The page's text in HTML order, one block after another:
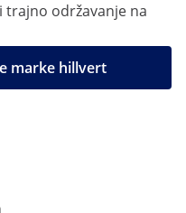
trajno održavanje na
marke hillvert